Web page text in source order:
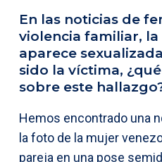
En las noticias de
violencia familiar,
aparece
sido la víctima,
sobre este
Hemos encontrado una
la foto de la mujer
pareja en una pose